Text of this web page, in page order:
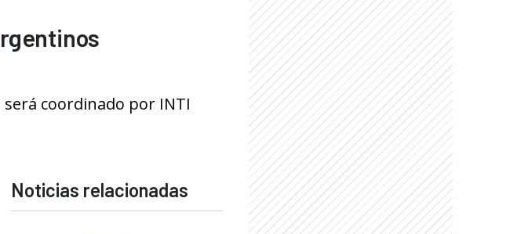
será coordinado por INTI
Noticias relacionadas